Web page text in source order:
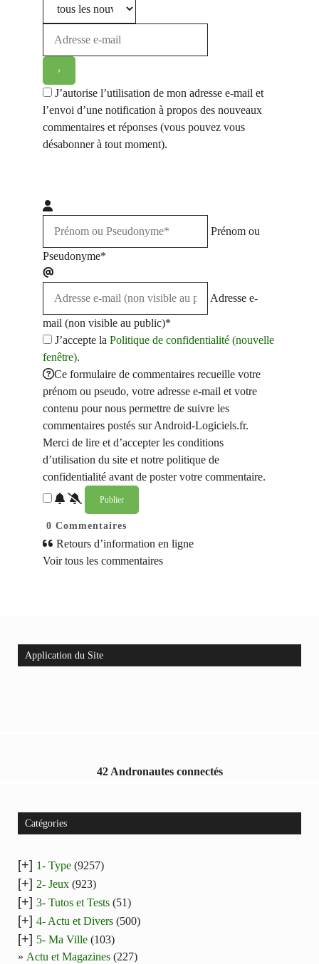
J’autorise l’utilisation de mon adresse e-mail et
l’envoi d’une notification à propos des nouveaux
commentaires et réponses (vous pouvez vous
désabonner à tout moment).
Prénom ou
Pseudonyme*
Adresse e-
mail (non visible au public)*
J’accepte la Politique de confidentialité (nouvelle
fenêtre).
Ce formulaire de commentaires recueille votre
prénom ou pseudo, votre adresse e-mail et votre
contenu pour nous permettre de suivre les
commentaires postés sur Android-Logiciels.fr.
Merci de lire et d’accepter les conditions
d’utilisation du site et notre politique de
confidentialité avant de poster votre commentaire.
0 Commentaires
Retours d’information en ligne
Voir tous les commentaires
Application du Site
42 Andronautes connectés
Catégories
[+] 1- Type (9257)
[+] 2- Jeux (923)
[+] 3- Tutos et Tests (51)
[+] 4- Actu et Divers (500)
[+] 5- Ma Ville (103)
Actu et Magazines (227)